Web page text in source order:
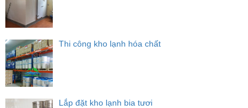
Thi công kho lạnh hóa chất
Lắp đặt kho lạnh bia tươi